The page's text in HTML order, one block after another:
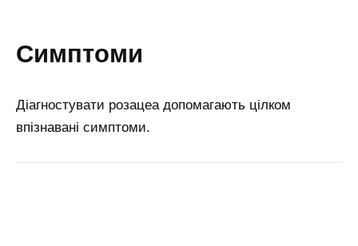
симптоми
Діагностувати розацеа допомагають цілком
впізнавані симптоми.